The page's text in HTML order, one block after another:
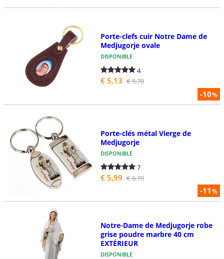
-10%
Porte-clefs cuir Notre Dame de
Medjugorje ovale
DISPONIBLE
4
€ 5,13 € 5,70
-11%
Porte-clés métal Vierge de
Medjugorje
DISPONIBLE
7
€ 5,99 € 6,70
Notre-Dame de Medjugorje robe
grise poudre marbre 40 cm
EXTÉRIEUR
DISPONIBLE